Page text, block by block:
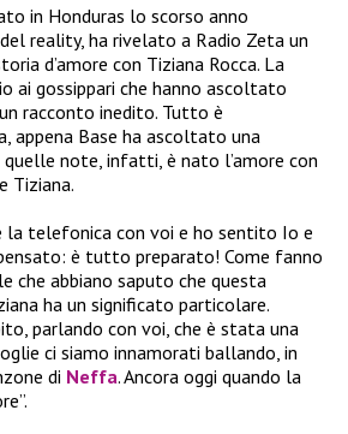
in Honduras lo scorso anno
reality, ha rivelato a Radio Zeta un
d’amore con Tiziana Rocca. La
ai gossippari che hanno ascoltato
racconto inedito. Tutto è
appena Base ha ascoltato una
quelle note, infatti, è nato l’amore con
Tiziana.
la telefonica con voi e ho sentito Io e
è tutto preparato! Come fanno
che abbiano saputo che questa
ha un significato particolare.
parlando con voi, che è stata una
ci siamo innamorati ballando, in
di Neffa. Ancora oggi quando la